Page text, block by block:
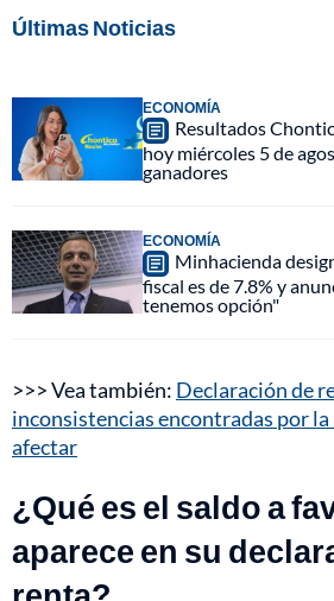
Últimas Noticias
ECONOMÍA
Resultados
hoy miércoles 5 de
ganadores
ECONOMÍA
Minhacienda
fiscal es de 7.8% y
tenemos opción"
>>> Vea también: Declaración de
inconsistencias encontradas por
afectar
¿Qué es el saldo a
aparece en su